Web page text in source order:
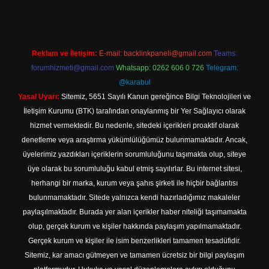
Reklam ve İletişim: E-mail: backlinkpaneli@gmail.com Teams:
forumhizmeti@gmail.com Whatsapp: 0262 606 0 726 Telegram:
@karabul
Yasal Uyarı: Sitemiz, 5651 Sayılı Kanun gereğince Bilgi Teknolojileri ve
İletişim Kurumu (BTK) tarafından onaylanmış bir Yer Sağlayıcı olarak
hizmet vermektedir. Bu nedenle, sitedeki içerikleri proaktif olarak
denetleme veya araştırma yükümlülüğümüz bulunmamaktadır. Ancak,
üyelerimiz yazdıkları içeriklerin sorumluluğunu taşımakta olup, siteye
üye olarak bu sorumluluğu kabul etmiş sayılırlar. Bu internet sitesi,
herhangi bir marka, kurum veya şahıs şirketi ile hiçbir bağlantısı
bulunmamaktadır. Sitede yalnızca kendi hazırladığımız makaleler
paylaşılmaktadır. Burada yer alan içerikler haber niteliği taşımamakta
olup, gerçek kurum ve kişiler hakkında paylaşım yapılmamaktadır.
Gerçek kurum ve kişiler ile isim benzerlikleri tamamen tesadüfidir.
Sitemiz, kar amacı gütmeyen ve tamamen ücretsiz bir bilgi paylaşım